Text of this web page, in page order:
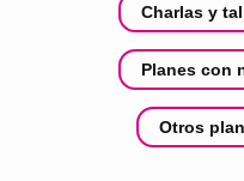
Charlas y
Planes con
Otros